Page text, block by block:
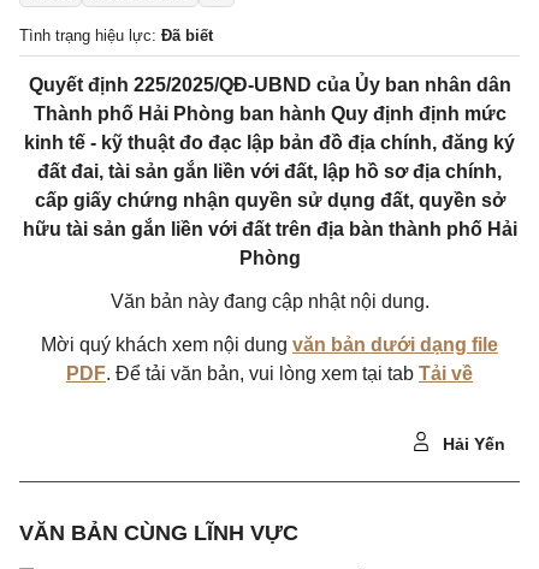
Tình trạng hiệu lực: Đã biết
Quyết định 225/2025/QĐ-UBND của Ủy ban nhân dân
Thành phố Hải Phòng ban hành Quy định định mức
kinh tế - kỹ thuật đo đạc lập bản đồ địa chính, đăng ký
đất đai, tài sản gắn liền với đất, lập hồ sơ địa chính,
cấp giấy chứng nhận quyền sử dụng đất, quyền sở
hữu tài sản gắn liền với đất trên địa bàn thành phố Hải
Phòng
Văn bản này đang cập nhật nội dung.
Mời quý khách xem nội dung văn bản dưới dạng file
PDF. Để tải văn bản, vui lòng xem tại tab Tải về
Hải Yến
VĂN BẢN CÙNG LĨNH VỰC